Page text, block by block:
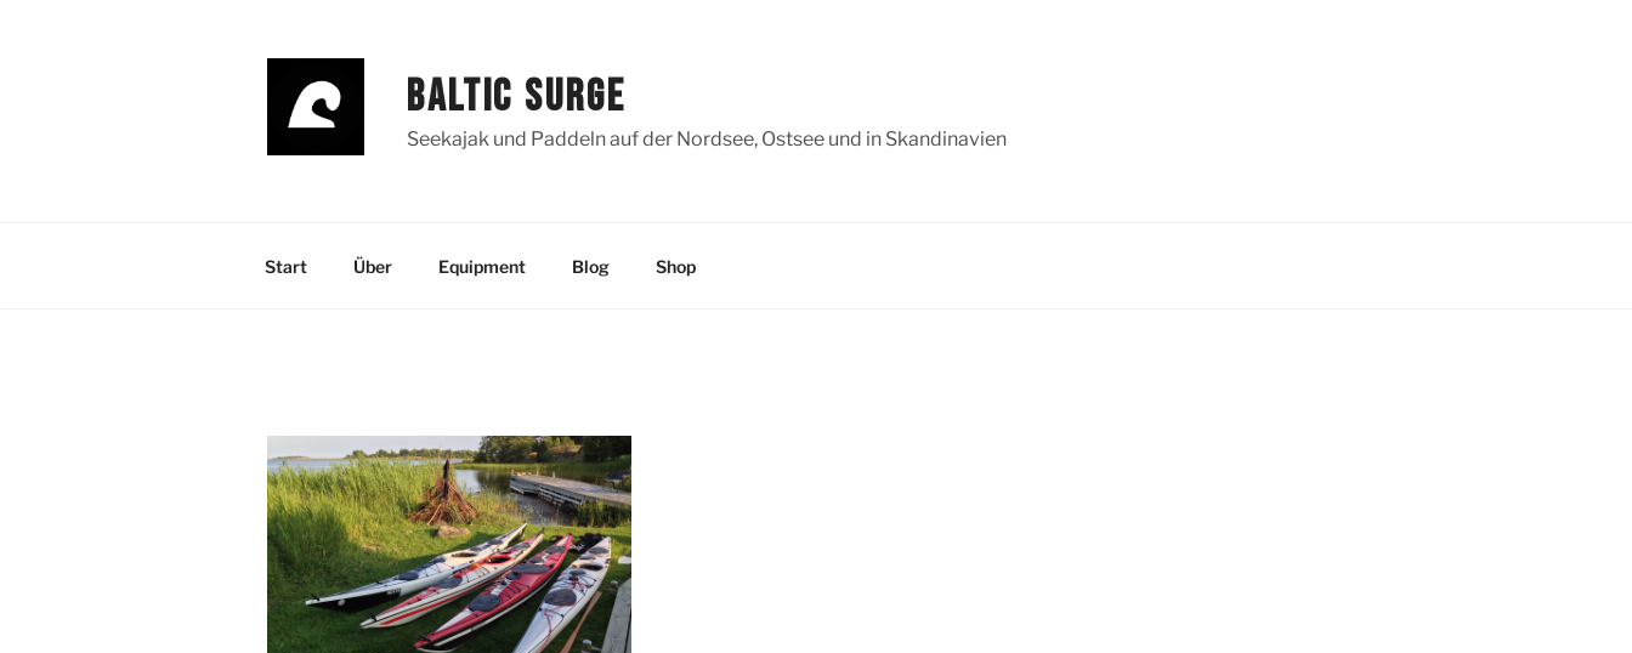
BALTIC SURGE
Seekajak und Paddeln auf der Nordsee, Ostsee und in Skandinavien
Start Über Equipment Blog Shop